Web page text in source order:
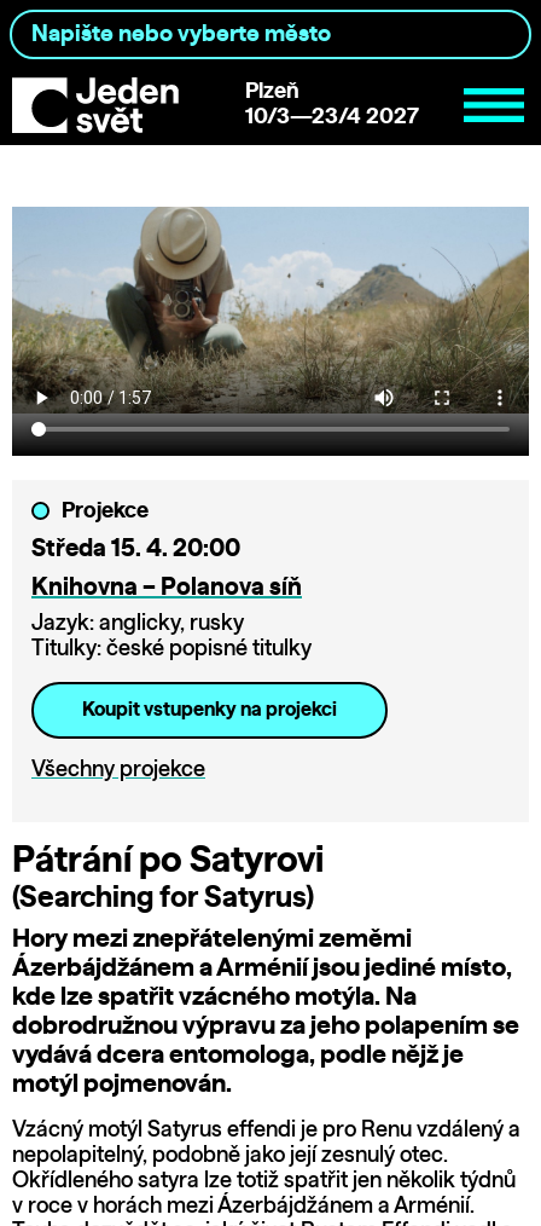
Plzeň
10/3—23/4 2027
Projekce
Středa 15. 4. 20:00
Knihovna – Polanova síň
Jazyk: anglicky, rusky
Titulky: české popisné titulky
Koupit vstupenky na projekci
Všechny projekce
Pátrání po Satyrovi
(Searching for Satyrus)
Hory mezi znepřátelenými zeměmi
Ázerbájdžánem a Arménií jsou jediné místo,
kde lze spatřit vzácného motýla. Na
dobrodružnou výpravu za jeho polapením se
vydává dcera entomologa, podle nějž je
motýl pojmenován.
Vzácný motýl Satyrus effendi je pro Renu vzdálený a
nepolapitelný, podobně jako její zesnulý otec.
Okřídleného satyra lze totiž spatřit jen několik týdnů
v roce v horách mezi Ázerbájdžánem a Arménií.